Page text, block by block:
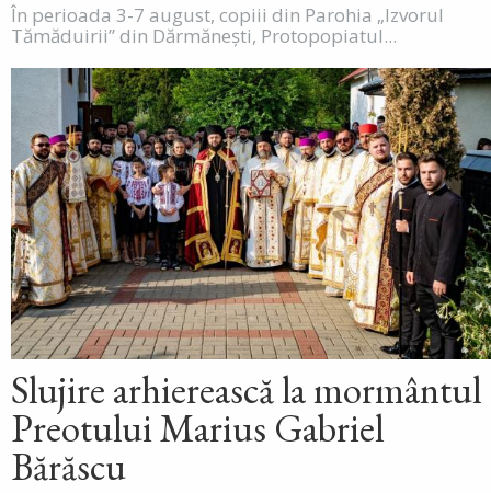
În perioada 3-7 august, copiii din Parohia „Izvorul
Tămăduirii” din Dărmănești, Protopopiatul...
Slujire arhierească la mormântul
Preotului Marius Gabriel
Bărăscu